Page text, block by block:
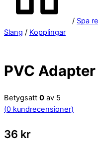
/ Spa
Slang / Kopplingar
PVC
Betygsatt 0 av 5
(0 kundrecensioner)
36 kr